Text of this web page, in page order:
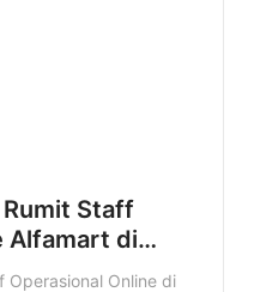
Staff
Alfamart di
Operasional Online di